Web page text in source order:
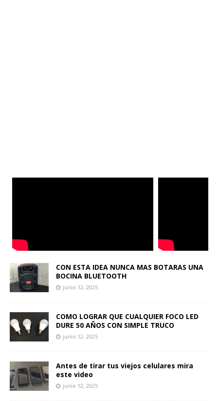
CON ESTA IDEA NUNCA MAS BOTARAS UNA
BOCINA BLUETOOTH
junio 12, 2025
COMO LOGRAR QUE CUALQUIER FOCO LED
DURE 50 AÑOS CON SIMPLE TRUCO
junio 12, 2025
Antes de tirar tus viejos celulares mira
este video
junio 12, 2025